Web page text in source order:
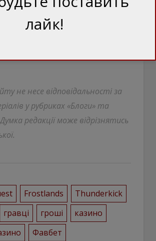
не несе відповідальності за
у рубриках «Блоги» та
редакції може відрізнятись
Frostlands
Thunderkick
гравці гроші
казино
Фавбет
лайк!